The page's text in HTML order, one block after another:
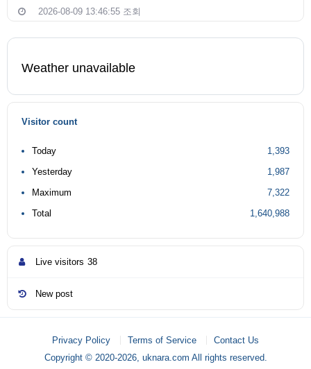
2026-08-09 13:46:55 조회
Weather unavailable
Visitor count
Today
1,393
Yesterday
1,987
Maximum
7,322
Total
1,640,988
Live visitors 38
New post
Privacy Policy Terms of Service
Contact Us
Copyright © 2020-2026, uknara.com All rights reserved.